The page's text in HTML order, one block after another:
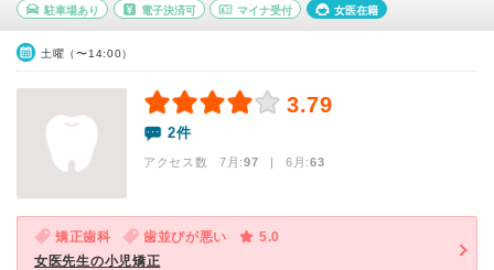
駐車場あり 電子決済可 マイナ受付 女医在籍
土曜（〜14:00）
3.79
2件
アクセス数 7月:97 | 6月:63
矯正歯科 歯並びが悪い
5.0
女医先生の小児矯正